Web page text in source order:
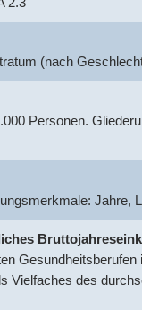
(nach
Personen.
Jahre,
Vielfaches des